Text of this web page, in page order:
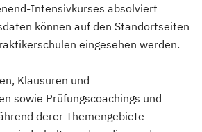
Intensivkurses absolviert
können auf den Standortseiten
eingesehen werden.
Klausuren und
sowie Prüfungscoachings und
derer Themengebiete